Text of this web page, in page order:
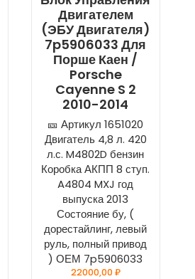
Двигателем
(ЭБУ Двигателя)
7p5906033 Для
Порше Каен /
Porsche
Cayenne S 2
2010-2014
🎫 Артикул 1651020
Двигатель 4,8 л. 420
л.с. M4802D бензин
Коробка АКПП 8 ступ.
A4804 MXJ год
выпуска 2013
Состояние бу, (
дорестайлинг, левый
руль, полный привод
) ОЕМ 7p5906033
22000,00₽